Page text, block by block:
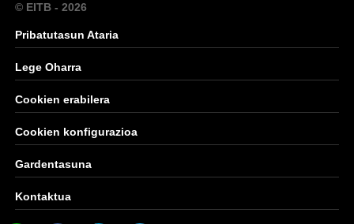
© EITB - 2026
Pribatutasun Ataria
Lege Oharra
Cookien erabilera
Cookien konfigurazioa
Gardentasuna
Kontaktua